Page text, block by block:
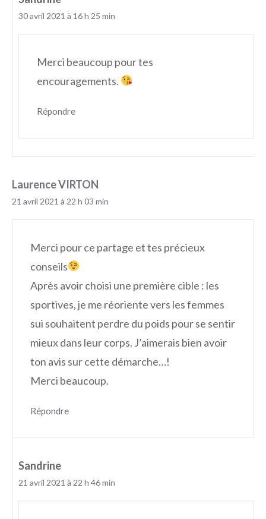
30 avril 2021 à 16 h 25 min
Merci beaucoup pour tes
encouragements.
Répondre
Laurence VIRTON
21 avril 2021 à 22 h 03 min
Merci pour ce partage et tes précieux
conseils
Après avoir choisi une première cible : les
sportives, je me réoriente vers les femmes
sui souhaitent perdre du poids pour se sentir
mieux dans leur corps. J’aimerais bien avoir
ton avis sur cette démarche…!
Merci beaucoup.
Répondre
Sandrine
21 avril 2021 à 22 h 46 min